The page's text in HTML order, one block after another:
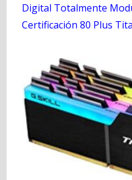
Digital Totalmente
Certificación 80 Plus